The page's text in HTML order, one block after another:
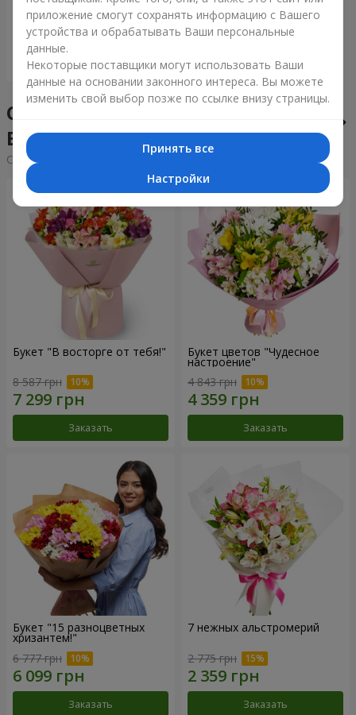
22 245 грн
Заказать
Сборные букеты в городе
Быдгощ
Cортировка: дорогие
Букет "В восторге от тебя!"
8 587 грн
Заказать
Букет цветов "Чудесное
настроение"
4 843 грн
Заказать
Букет "15 разноцветных
хризантем!"
6 777 грн
Заказать
7 нежных альстромерий
2 775 грн
Заказать
приложение смогут сохранять информацию с Вашего
устройства и обрабатывать Ваши персональные
данные.
Некоторые поставщики могут использовать Ваши
данные на основании законного интереса. Вы можете
изменить свой выбор позже по ссылке внизу страницы.
Принять все
Настройки